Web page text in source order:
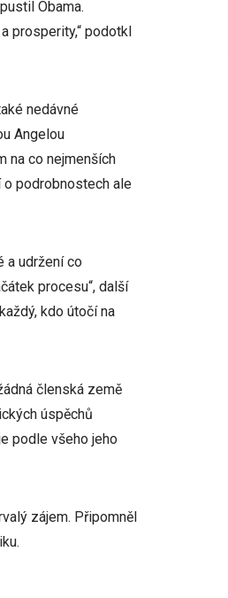
Obama.
prosperity,“ podotkl
nedávné
Angelou
na co nejmenších
o podrobnostech ale
a udržení co
procesu“, další
kdo útočí na
členská země
úspěchů
podle všeho jeho
zájem. Připomněl